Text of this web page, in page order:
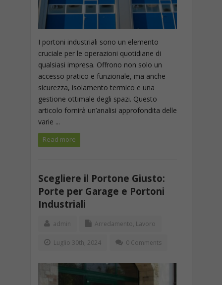
I portoni industriali sono un elemento
cruciale per le operazioni quotidiane di
qualsiasi impresa. Offrono non solo un
accesso pratico e funzionale, ma anche
sicurezza, isolamento termico e una
gestione ottimale degli spazi. Questo
articolo fornirà un’analisi approfondita delle
varie ...
Read more
Scegliere il Portone Giusto:
Porte per Garage e Portoni
Industriali
admin Arredamento, Lavoro
Luglio 30th, 2024 0 Comments